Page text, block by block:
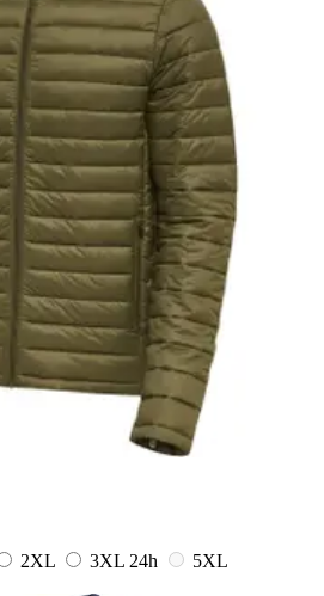
2XL 3XL 24h
5XL